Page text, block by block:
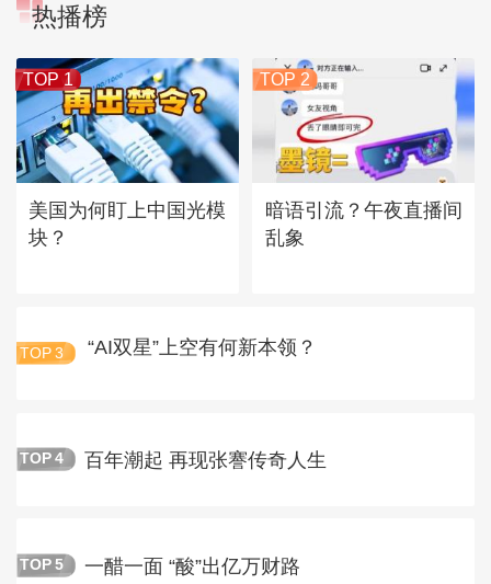
热播榜
TOP 1
美国为何盯上中国光模
块？
TOP 2
暗语引流？午夜直播间
乱象
TOP 3 “AI双星”上空有何新本领？
TOP 4 百年潮起 再现张謇传奇人生
TOP 5 一醋一面 “酸”出亿万财路